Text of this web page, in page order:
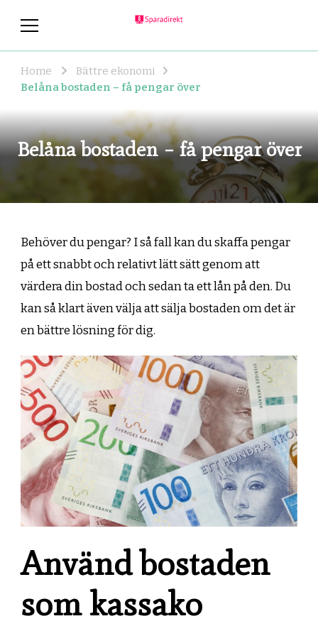
Home
Bättre ekonomi
Belåna bostaden – få pengar över
Belåna bostaden – få pengar över
Behöver du pengar? I så fall kan du skaffa pengar
på ett snabbt och relativt lätt sätt genom att
värdera din bostad och sedan ta ett lån på den. Du
kan så klart även välja att sälja bostaden om det är
en bättre lösning för dig.
Använd bostaden
som kassako